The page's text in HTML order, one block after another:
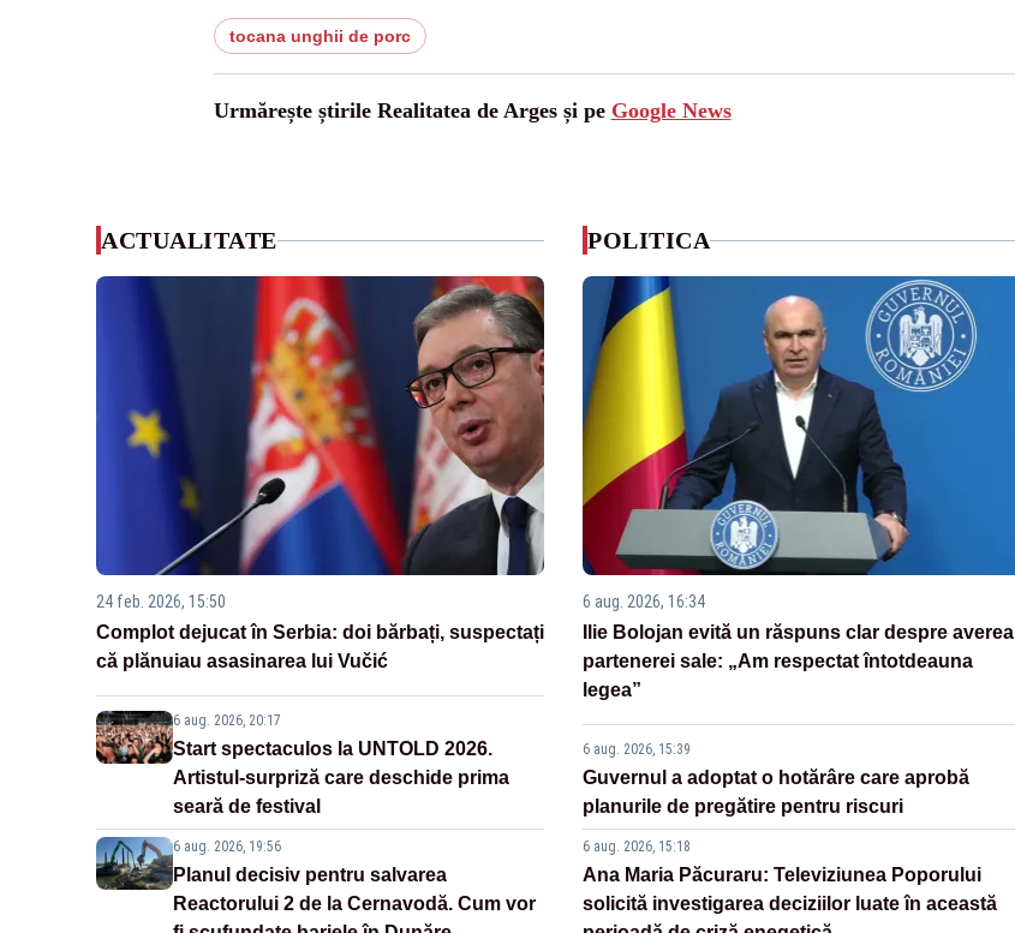
tocana unghii de porc
Urmărește știrile Realitatea de Arges și pe Google News
ACTUALITATE
24 feb. 2026, 15:50
Complot dejucat în Serbia: doi bărbați, suspectați
că plănuiau asasinarea lui Vučić
6 aug. 2026, 20:17
Start spectaculos la UNTOLD 2026.
Artistul-surpriză care deschide prima
seară de festival
6 aug. 2026, 19:56
Planul decisiv pentru salvarea
Reactorului 2 de la Cernavodă. Cum vor
POLITICA
6 aug. 2026, 16:34
Ilie Bolojan evită un răspuns clar despre averea
partenerei sale: „Am respectat întotdeauna
legea”
6 aug. 2026, 15:39
Guvernul a adoptat o hotărâre care aprobă
planurile de pregătire pentru riscuri
6 aug. 2026, 15:18
Ana Maria Păcuraru: Televiziunea Poporului
solicită investigarea deciziilor luate în această